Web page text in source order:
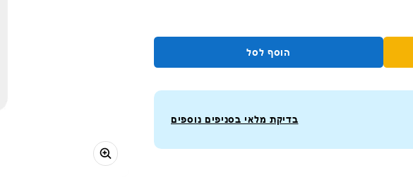
הוסף לסל
בדיקת מלאי בסניפים נוספים